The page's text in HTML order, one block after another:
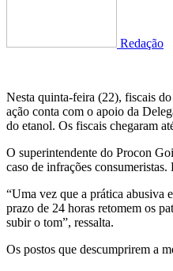
Redação
Nesta quinta-feira (22), fiscais
ação conta com o apoio da
do etanol. Os fiscais chegaram
O superintendente do Procon
caso de infrações
“Uma vez que a prática abusiva
prazo de 24 horas retomem os
subir o tom”, ressalta.
Os postos que descumprirem a